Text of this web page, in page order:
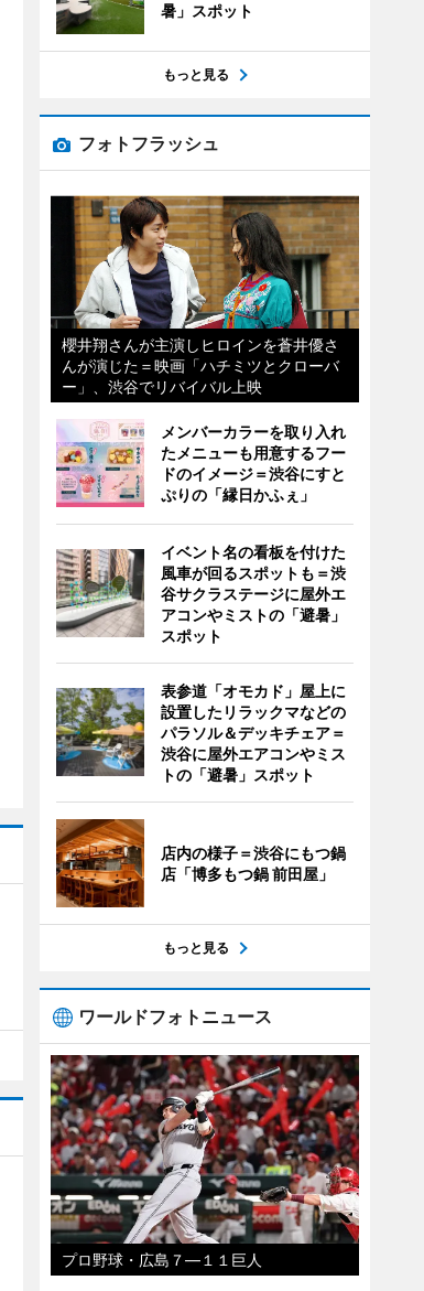
暑」スポット
もっと見る
フォトフラッシュ
櫻井翔さんが主演しヒロインを蒼井優さ
んが演じた＝映画「ハチミツとクローバ
ー」、渋谷でリバイバル上映
メンバーカラーを取り入れ
たメニューも用意するフー
ドのイメージ＝渋谷にすと
ぷりの「縁日かふぇ」
イベント名の看板を付けた
風車が回るスポットも＝渋
谷サクラステージに屋外エ
アコンやミストの「避暑」
スポット
表参道「オモカド」屋上に
設置したリラックマなどの
パラソル＆デッキチェア＝
渋谷に屋外エアコンやミス
トの「避暑」スポット
店内の様子＝渋谷にもつ鍋
店「博多もつ鍋 前田屋」
もっと見る
ワールドフォトニュース
プロ野球・広島７―１１巨人